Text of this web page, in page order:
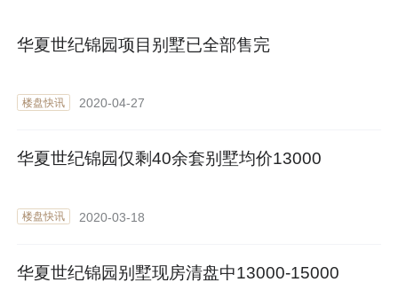
华夏世纪锦园项目别墅已全部售完
楼盘快讯 2020-04-27
华夏世纪锦园仅剩40余套别墅均价13000
楼盘快讯 2020-03-18
华夏世纪锦园别墅现房清盘中13000-15000